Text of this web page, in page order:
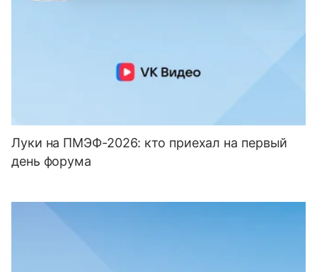
Луки на ПМЭФ-2026: кто приехал на первый
день форума